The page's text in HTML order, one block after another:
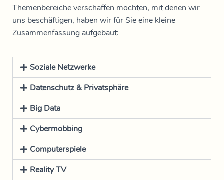
Themenbereiche verschaffen möchten, mit denen wir
uns beschäftigen, haben wir für Sie eine kleine
Zusammenfassung aufgebaut:
Soziale Netzwerke
Datenschutz & Privatsphäre
Big Data
Cybermobbing
Computerspiele
Reality TV